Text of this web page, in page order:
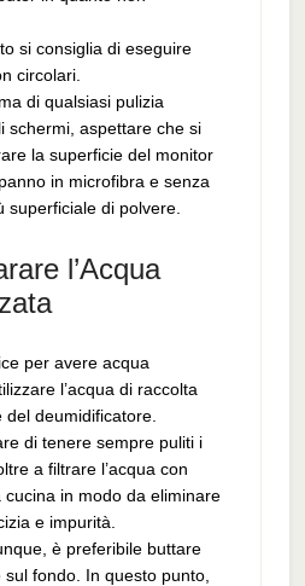
si consiglia di eseguire
circolari.
di qualsiasi pulizia
schermi, aspettare che si
la superficie del monitor
in microfibra e senza
superficiale di polvere.
l’Acqua
per avere acqua
l’acqua di raccolta
deumidificatore.
di tenere sempre puliti i
a filtrare l’acqua con
in modo da eliminare
e impurità.
è preferibile buttare
sul fondo. In questo punto,